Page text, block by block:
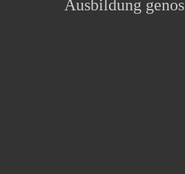
Ausbildung